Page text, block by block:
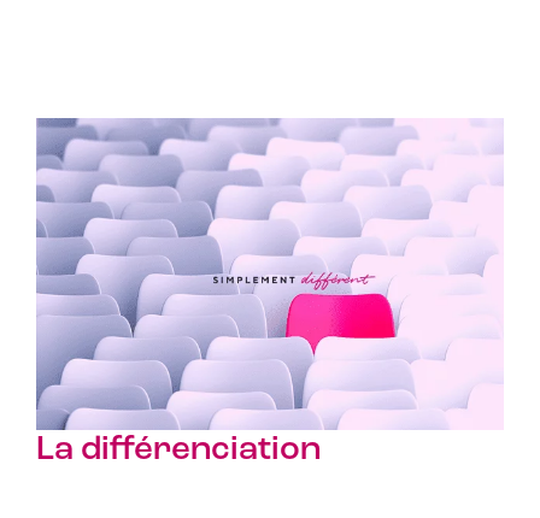
La différenciation